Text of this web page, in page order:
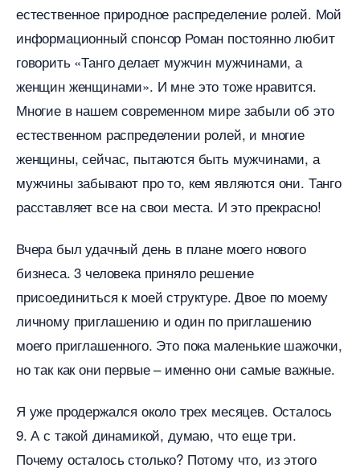
естественное природное распределение ролей. Мой
информационный спонсор Роман постоянно любит
оворить «Танго делает мужчин мужчинами, а
женщин женщинами». И мне это тоже нравится.
Многие в нашем современном мире забыли об это
естественном распределении ролей, и многие
женщины, сейчас, пытаются быть мужчинами, а
мужчины забывают про то, кем являются они. Танго
расставляет все на свои места. И это прекрасно!
чера был удачный день в плане моего нового
изнеса. 3 человека приняло решение
присоединиться к моей структуре. Двое по моему
личному приглашению и один по приглашению
моего приглашенного. Это пока маленькие шажочки,
но так как они первые – именно они самые важные.
Я уже продержался около трех месяцев. Осталось
9. А с такой динамикой, думаю, что еще три.
Почему осталось столько? Потому что, из этого